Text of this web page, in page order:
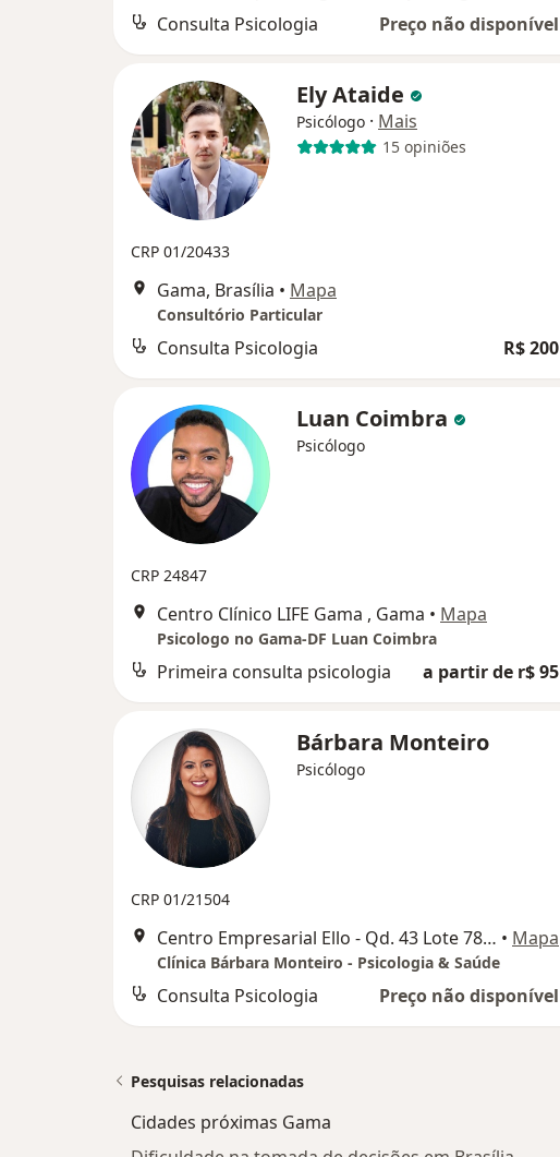
Consulta Psicologia Preço não disponível
Ely Ataide
Psicólogo · Mais
15 opiniões
CRP 01/20433
Gama, Brasília • Mapa
Consultório Particular
Consulta Psicologia R$ 200
Luan Coimbra
Psicólogo
CRP 24847
Centro Clínico LIFE Gama , Gama • Mapa
Psicologo no Gama-DF Luan Coimbra
Primeira consulta psicologia a partir de r$ 95
Bárbara Monteiro
Psicólogo
CRP 01/21504
Centro Empresarial Ello - Qd. 43 Lote 78, St. Leste, Gama • Mapa
Clínica Bárbara Monteiro - Psicologia & Saúde
Consulta Psicologia Preço não disponível
Pesquisas relacionadas
Cidades próximas Gama